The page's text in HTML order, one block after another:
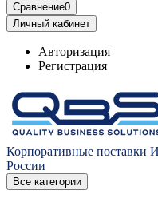
Сравнение0
Личный кабинет
Авторизация
Регистрация
Корпоративные поставки
России
Все категории